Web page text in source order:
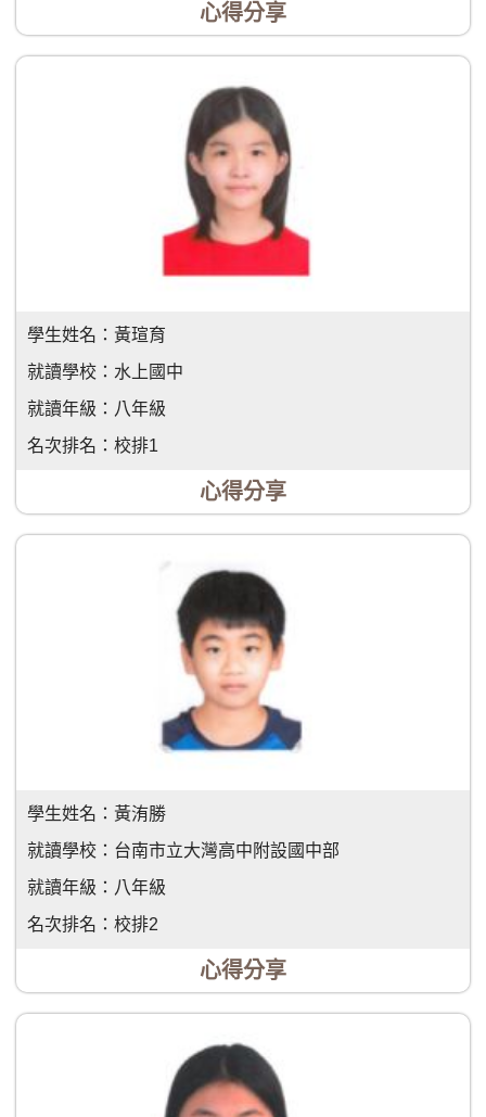
心得分享
學生姓名： 黃瑄育
就讀學校： 水上國中
就讀年級： 八年級
名次排名： 校排1
心得分享
學生姓名： 黃洧勝
就讀學校： 台南市立大灣高中附設國中部
就讀年級： 八年級
名次排名： 校排2
心得分享